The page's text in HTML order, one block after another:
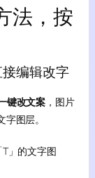
法，按
接编辑改字
键改文案 ，图片
图层。
」的文字图